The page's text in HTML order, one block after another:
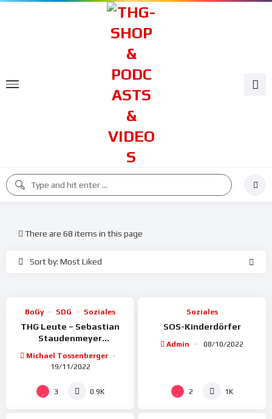
Sort by: Most Liked
There are 68 items in this page
BoGy SDG Soziales
THG Leute – Sebastian
Staudenmeyer
Michael Tossenberger
19/11/2022
3 0.9K
Soziales
SOS-Kinderdörfer
Admin 08/10/2022
2 1K
%